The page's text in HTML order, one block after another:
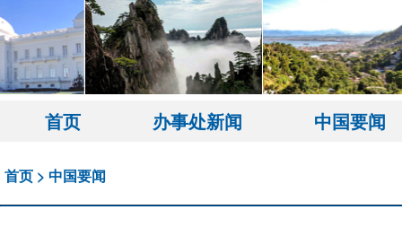
首页 办事处新闻 中国要闻
首页 > 中国要闻